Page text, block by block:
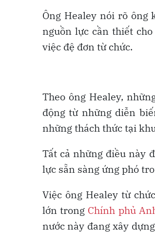
Ông Healey nói rõ ông
nguồn lực cần thiết
việc đệ đơn từ chức.
Theo ông Healey,
động từ những diễn
những thách thức tại
Tất cả những điều này
lực sẵn sàng ứng phó
Việc ông Healey từ
lớn trong Chính phủ
nước này đang xây